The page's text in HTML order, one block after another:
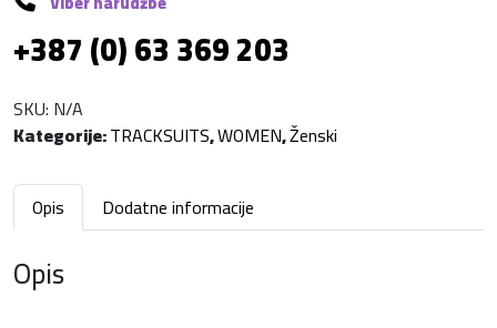
t
G
r
p
i
t
e
+387 (0) 63 369 203
SKU: N/A
Kategorije:TRACKSUITS,WOMEN,Ženski
Opis Dodatne informacije
Opis